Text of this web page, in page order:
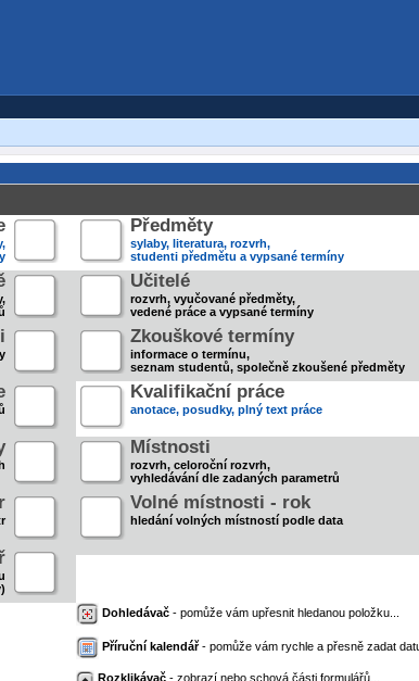
Předměty
sylaby, literatura, rozvrh,
studenti předmětu a vypsané termíny
Učitelé
rozvrh, vyučované předměty,
vedené práce a vypsané termíny
Zkouškové termíny
informace o termínu,
seznam studentů, společně zkoušené předměty
Kvalifikační práce
anotace, posudky, plný text práce
Místnosti
rozvrh, celoroční rozvrh,
vyhledávání dle zadaných parametrů
Volné místnosti - rok
hledání volných místností podle data
Dohledávač - pomůže vám upřesnit hledanou položku...
Příruční kalendář- pomůže vám rychle a přesně zadat
Rozklikávač - zobrazí nebo schová části formulářů...